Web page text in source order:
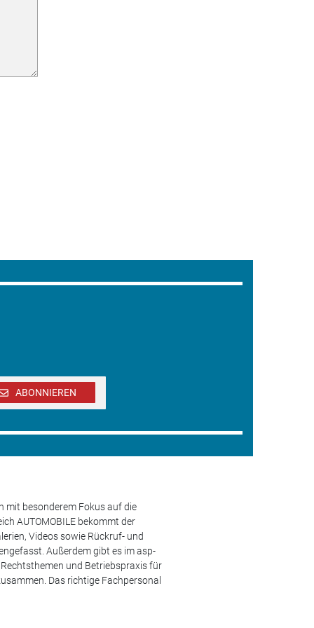
ABONNIEREN
mit besonderem Fokus auf die
AUTOMOBILE bekommt der
Videos sowie Rückruf- und
Außerdem gibt es im asp-
und Betriebspraxis für
Das richtige Fachpersonal